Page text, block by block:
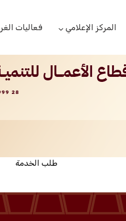
البحوث
الناشئة مكتب
المركز الإعلامي
الأخبار
الشعار
فعاليات
طلب الخدمة